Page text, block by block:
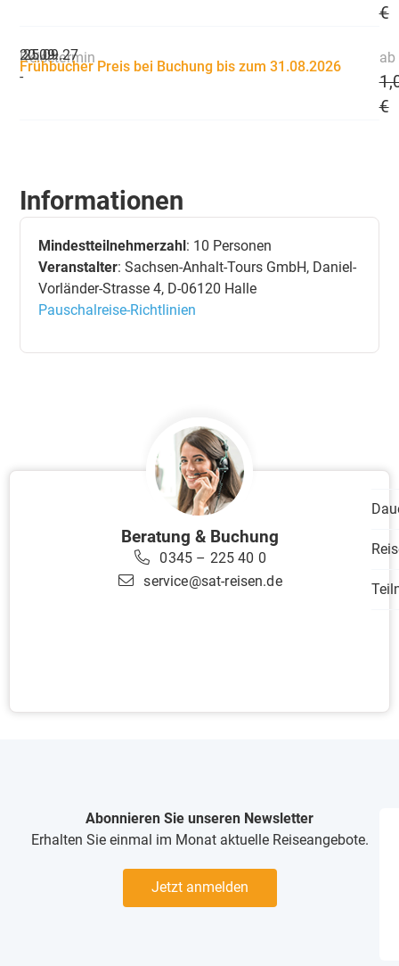
€
Reisetermin
20.09.
-
25.09.27
Frühbucher Preis bei Buchung bis zum 31.08.2026
ab
€
Informationen
Mindestteilnehmerzahl : 10 Personen
Veranstalter: Sachsen-Anhalt-Tours GmbH, Daniel-
Vorländer-Strasse 4, D-06120 Halle
Pauschalreise-Richtlinien
Beratung & Buchung
0345 – 225 40 0
service@sat-reisen.de
Abonnieren Sie unseren Newsletter
Erhalten Sie einmal im Monat aktuelle Reiseangebote.
Jetzt anmelden